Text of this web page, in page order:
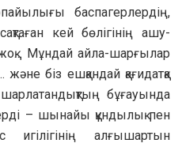
баспагерлердің,
кей бөлігінің ашу-
Мұндай айла-шарғылар
және біз ешқандай қағидатқа
бұғауында
– шынайы құндылық пен
игілігінің алғышартын